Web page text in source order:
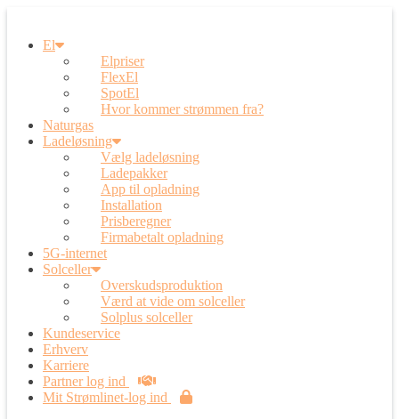
El
Elpriser
FlexEl
SpotEl
Hvor kommer strømmen fra?
Naturgas
Ladeløsning
Vælg ladeløsning
Ladepakker
App til opladning
Installation
Prisberegner
Firmabetalt opladning
5G-internet
Solceller
Overskudsproduktion
Værd at vide om solceller
Solplus solceller
Kundeservice
Erhverv
Karriere
Partner log ind
Mit Strømlinet-log ind